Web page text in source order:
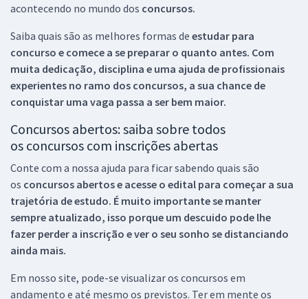
acontecendo no mundo dos concursos.
Saiba quais são as melhores formas de estudar para
concurso e comece a se preparar o quanto antes. Com
muita dedicação, disciplina e uma ajuda de profissionais
experientes no ramo dos concursos, a sua chance de
conquistar uma vaga passa a ser bem maior.
Concursos abertos: saiba sobre todos
os concursos com inscrições abertas
Conte com a nossa ajuda para ficar sabendo quais são
os concursos abertos e acesse o edital para começar a sua
trajetória de estudo. É muito importante se manter
sempre atualizado, isso porque um descuido pode lhe
fazer perder a inscrição e ver o seu sonho se distanciando
ainda mais.
Em nosso site, pode-se visualizar os concursos em
andamento e até mesmo os previstos. Ter em mente os